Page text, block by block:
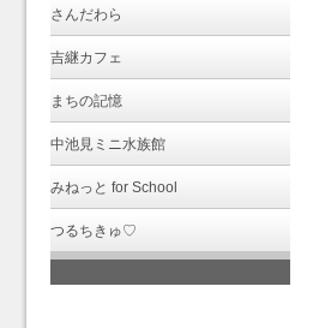
さんだわら
吉継カフェ
まちの記憶
中池見ミニ水族館
みねっと for School
つるちきゅ♡